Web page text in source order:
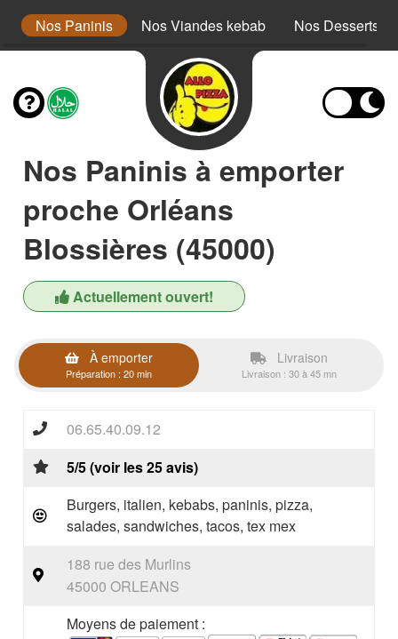
Nos Paninis Nos Viandes kebab Nos Desserts
Nos Paninis à emporter
proche Orléans
Blossières (45000)
Actuellement ouvert!
À emporter
Préparation : 20 min
Livraison
Livraison : 30 à 45 mn
06.65.40.09.12
5/5 (voir les 25 avis)
Burgers, italien, kebabs, paninis, pizza,
salades, sandwiches, tacos, tex mex
188 rue des Murlins
45000 ORLEANS
Moyens de paiement :